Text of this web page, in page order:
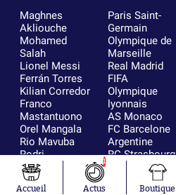
Maghnes
Akliouche
Mohamed
Salah
Lionel Messi
Ferrán Torres
Kilian Corredor
Franco
Mastantuono
Orel Mangala
Rio Mavuba
Rodri
Mika Godts
Paris Saint-
Germain
Olympique de
Marseille
Real Madrid
FIFA
Olympique
lyonnais
AS Monaco
FC Barcelone
Argentine
RC Strasbourg
Trabzonspor
Accueil
1
Actus Boutique